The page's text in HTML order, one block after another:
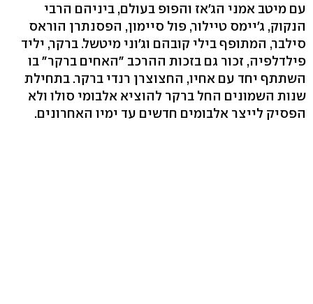
עם מיטב אמני הג'אז והפופ בעולם, ביניהם הרבי
הנקוק, ג'יימס טיילור, פול סיימון, הפסנתרן הוראס
סילבר, המתופף בילי קובהם וג'וני מיטשל. ברקר, יליד
פילדלפיה, זכור גם בזכות ההרכב "האחים ברקר" בו
השתתף יחד עם אחיו, החצוצרן רנדי ברקר. בתחילת
שנות השמונים החל ברקר להוציא אלבומי סולו ולא
הפסיק לייצר אלבומים חדשים עד ימיו האחרונים.